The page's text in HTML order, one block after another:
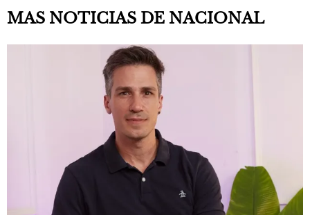
MAS NOTICIAS DE NACIONAL